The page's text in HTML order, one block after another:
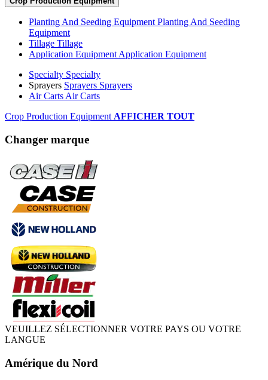
Planting And Seeding Equipment Planting And Seeding
Equipment
Tillage Tillage
Application Equipment Application Equipment
Specialty Specialty
Sprayers Sprayers Sprayers
Air Carts Air Carts
Crop Production Equipment AFFICHER TOUT
Changer marque
VEUILLEZ SÉLECTIONNER VOTRE PAYS OU VOTRE
LANGUE
Amérique du Nord